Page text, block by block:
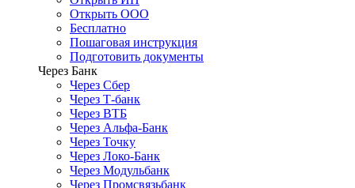
Открыть ООО
Бесплатно
Пошаговая инструкция
Подготовить документы
Через Банк
Через Сбер
Через Т-банк
Через ВТБ
Через Альфа-Банк
Через Точку
Через Локо-Банк
Через Модульбанк
Через Промсвязьбанк